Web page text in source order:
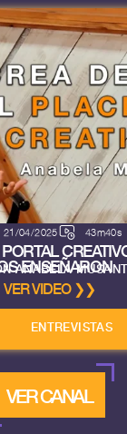
21/04/2025 43m40s
ENSEÑARON
ANABELA
VER VIDEO ❯❯
ENTREVISTAS
VER CANAL